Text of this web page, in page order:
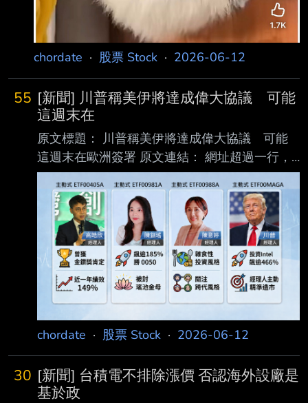
chordate · 股票 Stock · 2026-06-12
55 [新聞] 川普稱美伊將達成偉大協議 可能
這週末在
原文標題： 川普稱美伊將達成偉大協議 可能
這週末在歐洲簽署 原文連結： 網址超過一行，
請用縮網址，連結不能點擊者板規 1-2-2 處
分。
https://www.cna.com.tw/news/aopl/20260612
0013.aspx 發布時間： 請勿張貼超過3天新聞
2026/6/12 04:52（6/12 06:37 更新） 記者署
名： 編譯：楊昭彥 原文內容： （中央社華盛頓
11日綜合外電報導）美國總統川普今天表示，一
項可望解決與伊朗戰爭的 「偉大協議」未來數
日內將定案，他預期很快會舉行文件簽署
chordate · 股票 Stock · 2026-06-12
30 [新聞] 台積電不排除漲價 否認海外設廠是
基於政